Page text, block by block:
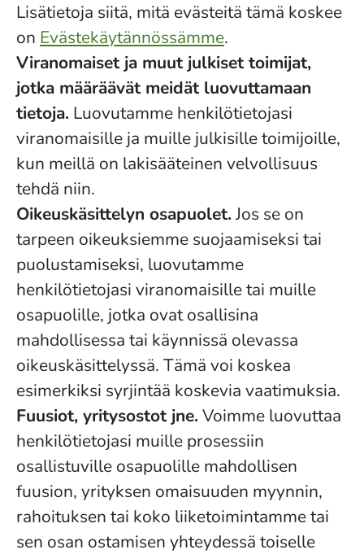
Lisätietoja siitä, mitä evästeitä tämä koskee
on Evästekäytännössämme.
Viranomaiset ja muut julkiset toimijat,
jotka määräävät meidät luovuttamaan
tietoja. Luovutamme henkilötietojasi
viranomaisille ja muille julkisille toimijoille,
kun meillä on lakisääteinen velvollisuus
tehdä niin.
Oikeuskäsittelyn osapuolet.Jos se on
tarpeen oikeuksiemme suojaamiseksi tai
puolustamiseksi, luovutamme
henkilötietojasi viranomaisille tai muille
osapuolille, jotka ovat osallisina
mahdollisessa tai käynnissä olevassa
oikeuskäsittelyssä. Tämä voi koskea
esimerkiksi syrjintää koskevia vaatimuksia.
Fuusiot, yritysostot jne.Voimme luovuttaa
henkilötietojasi muille prosessiin
osallistuville osapuolille mahdollisen
fuusion, yrityksen omaisuuden myynnin,
rahoituksen tai koko liiketoimintamme tai
sen osan ostamisen yhteydessä toiselle